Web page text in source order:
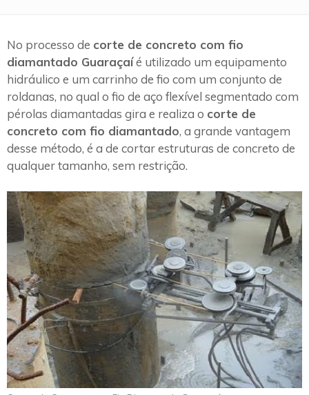
No processo de corte de concreto com fio
diamantado Guaraçaíé utilizado um equipamento
hidráulico e um carrinho de fio com um conjunto de
roldanas, no qual o fio de aço flexível segmentado com
pérolas diamantadas gira e realiza o corte de
concreto com fio diamantado, a grande vantagem
desse método, é a de cortar estruturas de concreto de
qualquer tamanho, sem restrição.